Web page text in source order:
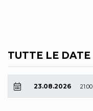
TUTTE LE DATE
23.08.2026 21:00